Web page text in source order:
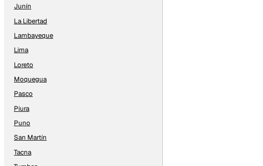
Junín
La Libertad
Lambayeque
Lima
Loreto
Moquegua
Pasco
Piura
Puno
San Martín
Tacna